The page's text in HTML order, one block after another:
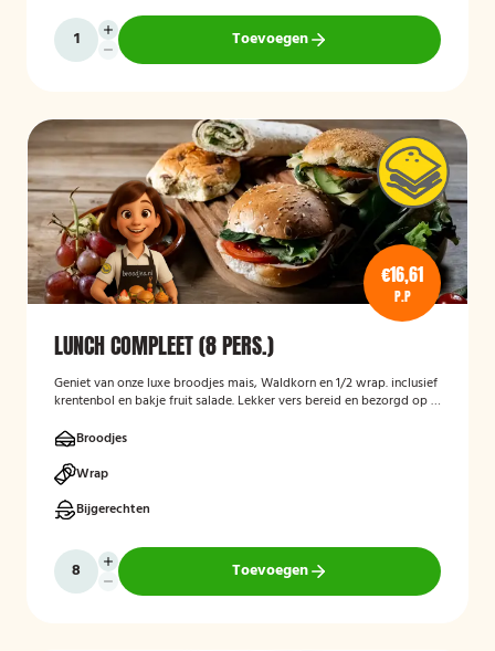
Toevoegen
€16,61
P.P
LUNCH COMPLEET (8 PERS.)
Geniet van onze luxe broodjes mais, Waldkorn en 1/2 wrap. inclusief
krentenbol en bakje fruit salade. Lekker vers bereid en bezorgd op je
Broodjes
Wrap
Bijgerechten
Toevoegen